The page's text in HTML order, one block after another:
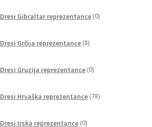
Dresi Gibraltar reprezentance 0izdelkov
Dresi Grčija reprezentance 8izdelkov
Dresi Gruzija reprezentance 0izdelkov
Dresi Hrvaška reprezentance 78izdelkov
Dresi Irska reprezentance 0